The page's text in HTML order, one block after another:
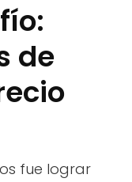
de
fue lograr